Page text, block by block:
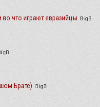
что играют евразийцы BigB
Брате) BigB